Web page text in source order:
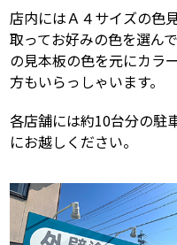
店内にはＡ４サイズの色
取ってお好みの色を選ん
の見本板の色を元にカラ
方もいらっしゃいます。
各店舗には約10台分の駐
にお越しください。